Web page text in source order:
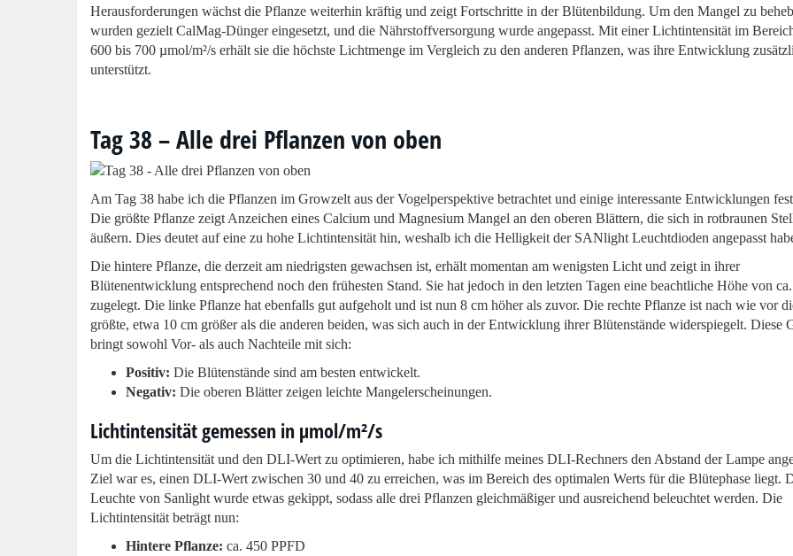
Herausforderungen wächst die Pflanze weiterhin kräftig und zeigt Fortschritte in der Blütenbildung. Um den Mangel zu
wurden gezielt CalMag-Dünger eingesetzt, und die Nährstoffversorgung wurde angepasst. Mit einer Lichtintensität im
600 bis 700 µmol/m²/s erhält sie die höchste Lichtmenge im Vergleich zu den anderen Pflanzen, was ihre Entwicklung
unterstützt.
Tag 38 – Alle drei Pflanzen von oben
Am Tag 38 habe ich die Pflanzen im Growzelt aus der Vogelperspektive betrachtet und einige interessante Entwicklungen
Die größte Pflanze zeigt Anzeichen eines Calcium und Magnesium Mangel an den oberen Blättern, die sich in rotbraunen
äußern. Dies deutet auf eine zu hohe Lichtintensität hin, weshalb ich die Helligkeit der SANlight Leuchtdioden angepasst
Die hintere Pflanze, die derzeit am niedrigsten gewachsen ist, erhält momentan am wenigsten Licht und zeigt in ihrer
Blütenentwicklung entsprechend noch den frühesten Stand. Sie hat jedoch in den letzten Tagen eine beachtliche Höhe von
zugelegt. Die linke Pflanze hat ebenfalls gut aufgeholt und ist nun 8 cm höher als zuvor. Die rechte Pflanze ist nach wie vor
größte, etwa 10 cm größer als die anderen beiden, was sich auch in der Entwicklung ihrer Blütenstände widerspiegelt. Diese
bringt sowohl Vor- als auch Nachteile mit sich:
Positiv: Die Blütenstände sind am besten entwickelt.
Negativ: Die oberen Blätter zeigen leichte Mangelerscheinungen.
Lichtintensität gemessen in µmol/m²/s
Um die Lichtintensität und den DLI-Wert zu optimieren, habe ich mithilfe meines DLI-Rechners den Abstand der Lampe
Ziel war es, einen DLI-Wert zwischen 30 und 40 zu erreichen, was im Bereich des optimalen Werts für die Blütephase liegt.
Leuchte von Sanlight wurde etwas gekippt, sodass alle drei Pflanzen gleichmäßiger und ausreichend beleuchtet werden. Die
Lichtintensität beträgt nun:
Hintere Pflanze: ca. 450 PPFD